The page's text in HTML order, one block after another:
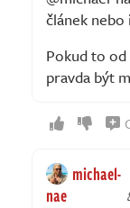
článek nebo
Pokud to
pravda být
michael-
nae